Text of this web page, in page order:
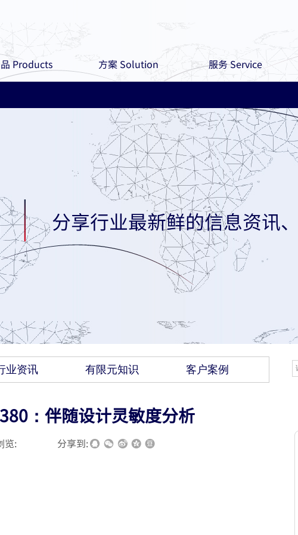
Products 方案 Solution 服务 Service
分享行业最新鲜的信息资讯
业资讯 有限元知识 客户案例
：伴随设计灵敏度分析
览: 分享到: